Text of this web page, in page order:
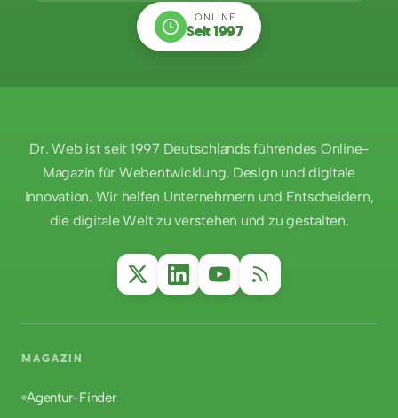
ONLINE
Seit 1997
Dr. Web ist seit 1997 Deutschlands führendes Online-
Magazin für Webentwicklung, Design und digitale
Innovation. Wir helfen Unternehmern und Entscheidern,
die digitale Welt zu verstehen und zu gestalten.
MAGAZIN
Agentur-Finder